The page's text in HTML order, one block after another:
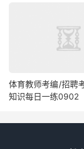
体育教师考编/招聘
知识每日一练0902